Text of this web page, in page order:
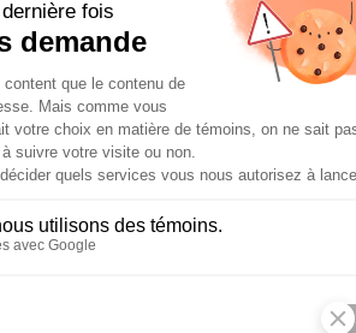
entreprise québécoise qui entraîne
couramment associés aux chiens
pas envie d’avoir un chien
s’est donc porté sur Searchlight
une famille d’accueil.